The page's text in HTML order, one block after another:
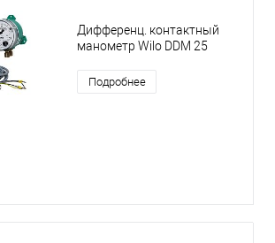
Дифференц. контактный
манометр Wilo DDM 25
Подробнее